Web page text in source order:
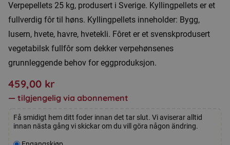
Verpepellets 25 kg, produsert i Sverige. Kyllingpellets er et
fullverdig fôr til høns. Kyllingpellets inneholder: Bygg,
lusern, hvete, havre, hvetekli. Fôret er et svenskprodusert
vegetabilsk fullfôr som dekker verpehønsenes
grunnleggende behov for eggproduksjon.
459,00 kr
— tilgjengelig via abonnement
Få smidigt hem ditt foder innan det tar slut. Vi aviserar alltid
innan nästa gång vi skickar om du vill göra någon ändring.
Velg